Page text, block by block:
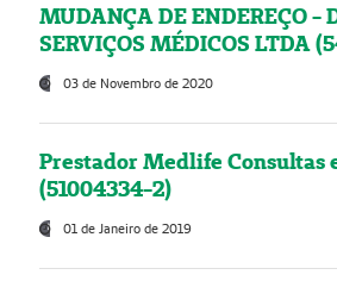
MUDANÇA DE ENDEREÇO -
SERVIÇOS MÉDICOS LTDA
03 de Novembro de 2020
Prestador Medlife Consultas
(51004334-2)
01 de Janeiro de 2019